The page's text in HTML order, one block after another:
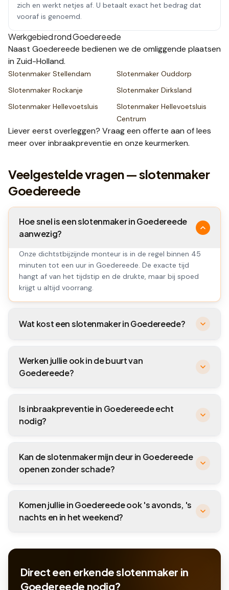
zich en werkt netjes af. U betaalt exact het bedrag dat
vooraf is genoemd.
Werkgebied rondGoedereede
Naast Goedereede bedienen we de omliggende plaatsen
in Zuid-Holland.
Slotenmaker Stellendam Slotenmaker Ouddorp
Slotenmaker Rockanje Slotenmaker Dirksland
Slotenmaker Hellevoetsluis Slotenmaker Hellevoetsluis
Centrum
Liever eerst overleggen? Vraag een offerte aan of lees
meer overinbraakpreventie en onze keurmerken.
Veelgestelde vragen — slotenmaker
Goedereede
Hoe snel is een slotenmaker in Goedereede
aanwezig?
Onze dichtstbijzijnde monteur is in de regel binnen 45
minuten tot een uur in Goedereede. De exacte tijd
hangt af van het tijdstip en de drukte, maar bij spoed
krijgt u altijd voorrang.
Wat kost een slotenmaker in Goedereede?
Werken jullie ook in de buurt van
Goedereede?
Is inbraakpreventie in Goedereede echt
nodig?
Kan de slotenmaker mijn deur in Goedereede
openen zonder schade?
Komen jullie in Goedereede ook 's avonds, 's
nachts en in het weekend?
Direct een erkende slotenmaker in
Goedereede nodig?